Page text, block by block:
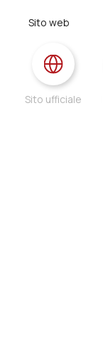
Sito web
Sito ufficiale